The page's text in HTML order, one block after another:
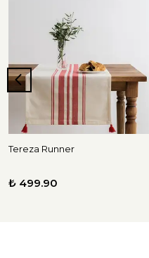
Tereza Runner
₺ 499.90